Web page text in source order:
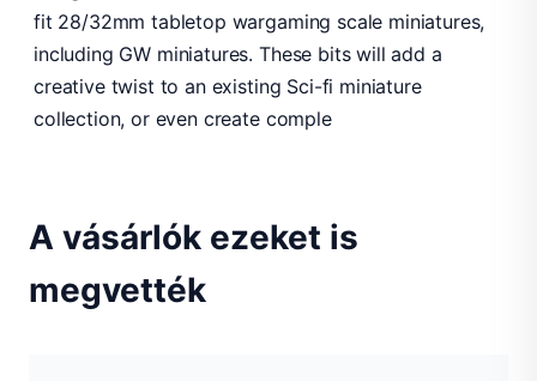
fit 28/32mm tabletop wargaming scale miniatures,
including GW miniatures. These bits will add a
creative twist to an existing Sci-fi miniature
collection, or even create comple
A vásárlók ezeket is
megvették